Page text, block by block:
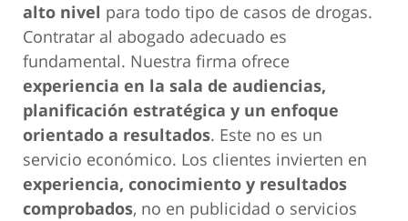
alto nivel para todo tipo de casos de drogas.
Contratar al abogado adecuado es
fundamental. Nuestra firma ofrece
experiencia en la sala de audiencias,
planificación estratégica y un enfoque
orientado a resultados. Este no es un
servicio económico. Los clientes invierten en
experiencia, conocimiento y resultados
comprobados, no en publicidad o servicios